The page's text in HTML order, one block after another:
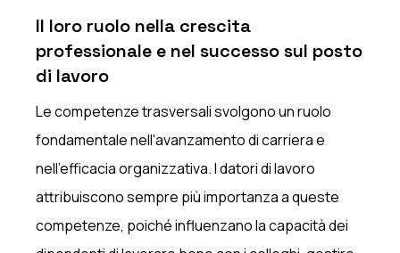
Il loro ruolo nella crescita
professionale e nel successo sul posto
di lavoro
Le competenze trasversali svolgono un ruolo
fondamentale nell'avanzamento di carriera e
nell'efficacia organizzativa. I datori di lavoro
attribuiscono sempre più importanza a queste
competenze, poiché influenzano la capacità dei